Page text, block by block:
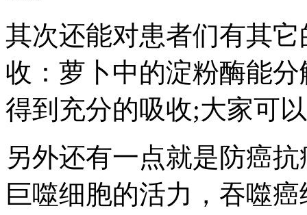
其次还能对患者们有其
收：萝卜中的淀粉酶能
得到充分的吸收;大家可
另外还有一点就是防癌
巨噬细胞的活力，吞噬